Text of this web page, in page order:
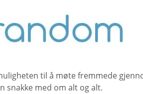
til å møte fremmede
snakke med om alt og alt.